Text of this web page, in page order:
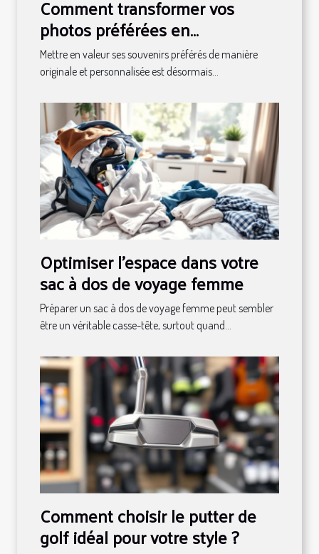
Comment transformer vos
photos préférées en
décorations magnétiques ?
Mettre en valeur ses souvenirs préférés de manière
originale et personnalisée est désormais...
Optimiser l'espace dans votre
sac à dos de voyage femme
Préparer un sac à dos de voyage femme peut sembler
être un véritable casse-tête, surtout quand...
Comment choisir le putter de
golf idéal pour votre style ?